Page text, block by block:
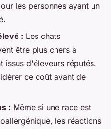
les personnes ayant un
: Les chats
être plus chers à
issus d'éleveurs réputés.
ce coût avant de
: Même si une race est
les réactions